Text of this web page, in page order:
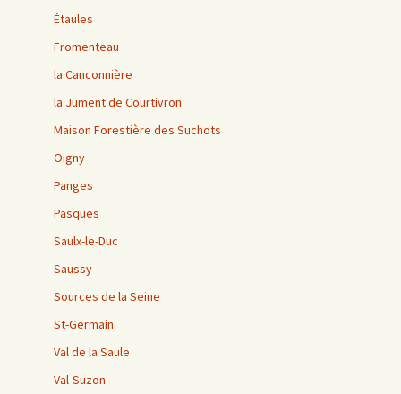
Étaules
Fromenteau
la Canconnière
la Jument de Courtivron
Maison Forestière des Suchots
Oigny
Panges
Pasques
Saulx-le-Duc
Saussy
Sources de la Seine
St-Germain
Val de la Saule
Val-Suzon